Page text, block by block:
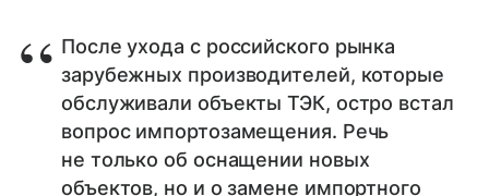
После ухода с российского рынка
зарубежных производителей, которые
обслуживали объекты ТЭК, остро встал
вопрос импортозамещения. Речь
не только об оснащении новых
объектов, но и о замене импортного